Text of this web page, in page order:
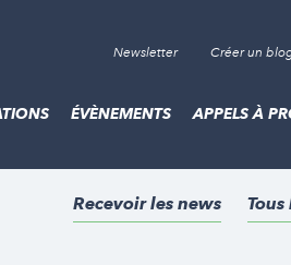
Newsletter Créer un
ÉVÈNEMENTS APPELS À
Recevoir les news